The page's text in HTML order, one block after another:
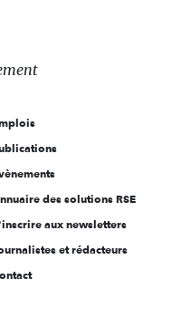
des solutions RSE
aux newsletters
et rédacteurs